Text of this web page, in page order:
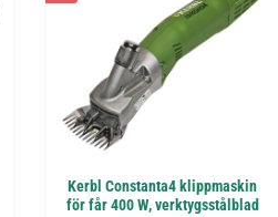
Kerbl Constanta4 klippmaskin
för får 400 W, verktygsstålblad